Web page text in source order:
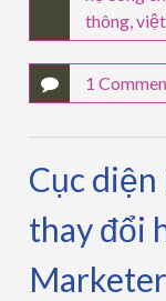
thông,
1
Cục
thay đổi